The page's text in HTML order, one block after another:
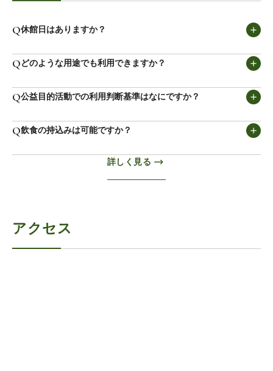
Q休館日はありますか？
A水曜日、年末年始（12/29～1/4）、盆休み（8/14
Q どのような用途でも利用できますか？
A
営利販売等の営業行為、布教活動を伴う催事、火気
だけません。 詳しくはご利用規約をご覧ください。
Q公益目的活動での利用判断基準はなにですか？
A
当館の使用が宇治茶公益目的事業活動であれば、基
断は、使用許可申請時に使用目的を確認し、宇治茶
の普及のための利用であれば、各種団体や行政及び
個人を問わず、公益目的活動に利用すると判断しま
公益目的以外の利用とさせていただきます。
Q飲食の持込みは可能ですか？
お弁当の持込みは可能です。
詳しく見る
アクセス